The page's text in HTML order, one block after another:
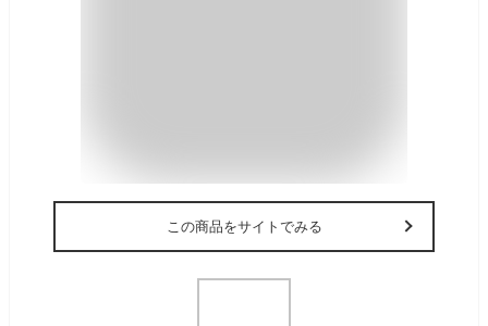
この商品をサイトでみる